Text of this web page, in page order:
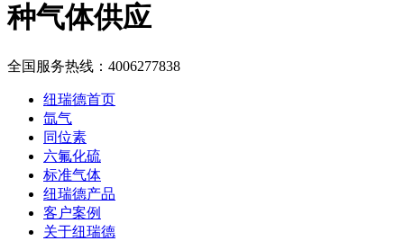
种气体供应
全国服务热线： 4006277838
纽瑞德首页
氙气
同位素
六氟化硫
标准气体
纽瑞德产品
客户案例
关于纽瑞德